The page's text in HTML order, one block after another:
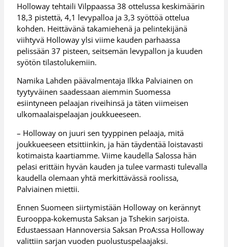
Holloway tehtaili Vilppaassa 38 ottelussa keskimäärin
18,3 pistettä, 4,1 levypalloa ja 3,3 syöttöä ottelua
kohden. Heittävänä takamiehenä ja pelintekijänä
viihtyvä Holloway ylsi viime kauden parhaassa
pelissään 37 pisteen, seitsemän levypallon ja kuuden
syötön tilastolukemiin.
Namika Lahden päävalmentaja Ilkka Palviainen on
tyytyväinen saadessaan aiemmin Suomessa
esiintyneen pelaajan riveihinsä ja täten viimeisen
ulkomaalaispelaajan joukkueeseen.
– Holloway on juuri sen tyyppinen pelaaja, mitä
joukkueeseen etsittiinkin, ja hän täydentää loistavasti
kotimaista kaartiamme. Viime kaudella Salossa hän
pelasi erittäin hyvän kauden ja tulee varmasti tulevalla
kaudella olemaan yhtä merkittävässä roolissa,
Palviainen miettii.
Ennen Suomeen siirtymistään Holloway on kerännyt
Eurooppa-kokemusta Saksan ja Tshekin sarjoista.
Edustaessaan Hannoversia Saksan ProA:ssa Holloway
valittiin sarjan vuoden puolustuspelaajaksi.